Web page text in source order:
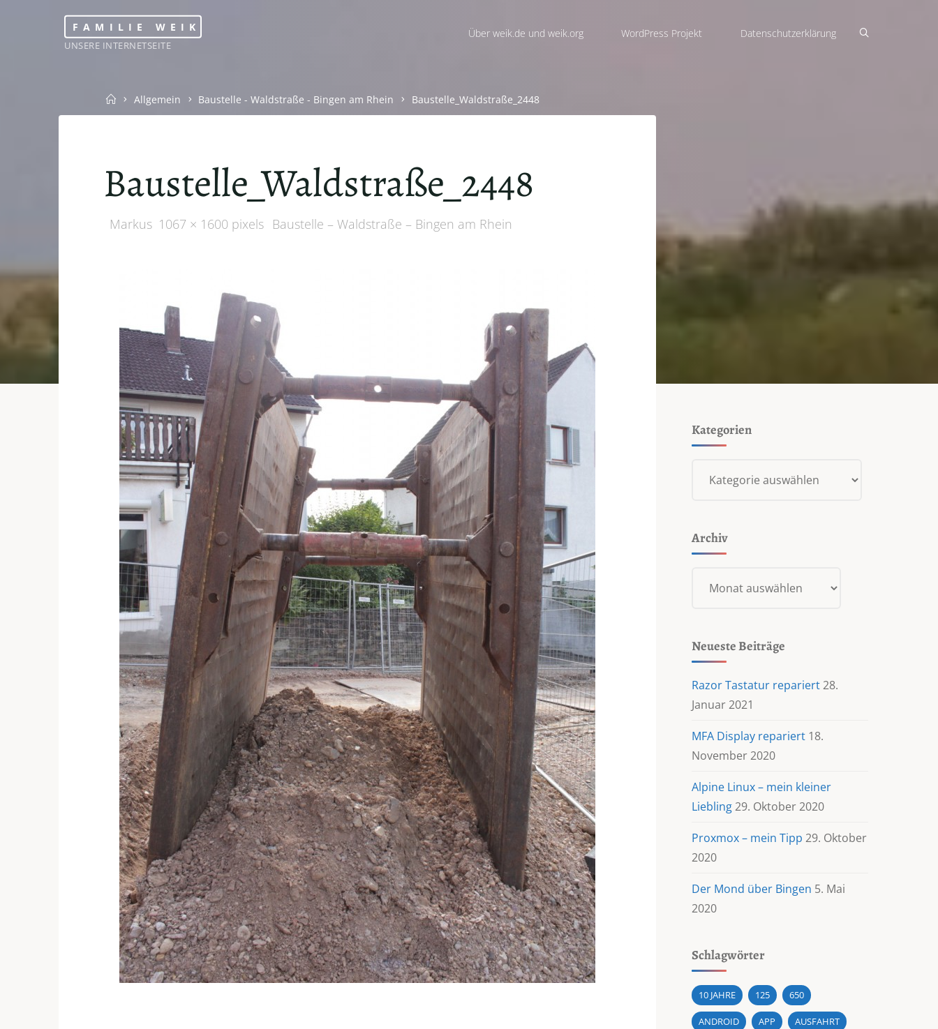
FAMILIE WEIK
UNSERE INTERNETSEITE
Über weik.de und weik.org WordPress Projekt Datenschutzerklärung
HomeAllgemein Baustelle - Waldstraße - Bingen am Rhein Baustelle_Waldstraße_2448
Baustelle_Waldstraße_2448
Markus Full
1067 × 1600 pixels Baustelle – Waldstraße – Bingen am Rhein
Kategorien
Archiv
Neueste Beiträge
Razor Tastatur repariert28.
Januar 2021
MFA Display repariert 18.
November 2020
Alpine Linux – mein kleiner
Liebling29. Oktober 2020
Proxmox – mein Tipp 29. Oktober
2020
Der Mond über Bingen 5. Mai
2020
Schlagwörter
10 JAHRE 125 650
ANDROID APP AUSFAHRT